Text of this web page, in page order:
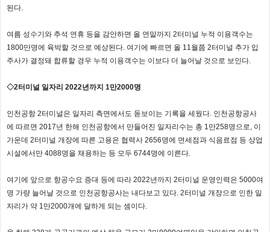
된다.
여름 성수기와 추석 연휴 등을 감안하면 올 연말까지 2터미널 누적 이용객수는
1800만명에 육박할 것으로 예상된다. 여기에 빠르면 올 11월쯤 2터미널 추가 입
주사가 결정돼 합류할 경우 누적 이용객수는 이보다 더 늘어날 것으로 보인다.
◇2터미널 일자리 2022년까지 1만2000명
인천공항 2터미널은 일자리 측면에서도 돋보이는 기록을 세웠다. 인천공항공사
에 따르면 2017년 한해 인천공항에서 만들어진 일자리수는 총 1만258명으로, 이
가운데 2터미널 개장에 따른 고용은 협력사 2656명에 면세점과 식음료점 등 상업
시설에서만 4088명을 채용하는 등 모두 6744명에 이른다.
여기에 앞으로 항공수요 증대 등에 따라 2022년까지 2터미널 운영인력은 5000여
명 가량 늘어날 것으로 인천공항공사는 내다보고 있다. 2터미널 개장으로 인한 일
자리가 약 1만2000개에 달하게 되는 셈이다.